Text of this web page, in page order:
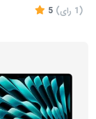
تماس بگیرید
(1 رای)
5